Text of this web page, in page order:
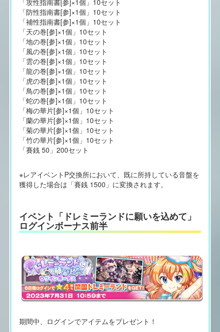
「攻性指南書[参]×1個」10セット
「防性指南書[参]×1個」10セット
「補性指南書[参]×1個」10セット
「天の巻[参]×1個」10セット
「地の巻[参]×1個」10セット
「風の巻[参]×1個」10セット
「雲の巻[参]×1個」10セット
「龍の巻[参]×1個」10セット
「虎の巻[参]×1個」10セット
「鳥の巻[参]×1個」10セット
「蛇の巻[参]×1個」10セット
「梅の華片[参]×1個」10セット
「蘭の華片[参]×1個」10セット
「菊の華片[参]×1個」10セット
「竹の華片[参]×1個」10セット
「賽銭 50」200セット
※レアイベントP交換所において、既に所持している音盤を
獲得した場合は「賽銭 1500」に変換されます。
イベント「ドレミーランドに願いを込めて」
ログインボーナス前半
期間中、ログインでアイテムをプレゼント！